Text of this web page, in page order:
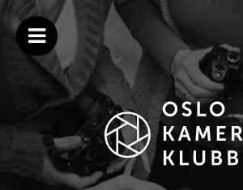
Gå
innholdet
Oslo
Kamera
Klubb
Velkommen
Oslo
Kamera
Klubb
Norges
ledende
fotoklubb
OPEN
MENU